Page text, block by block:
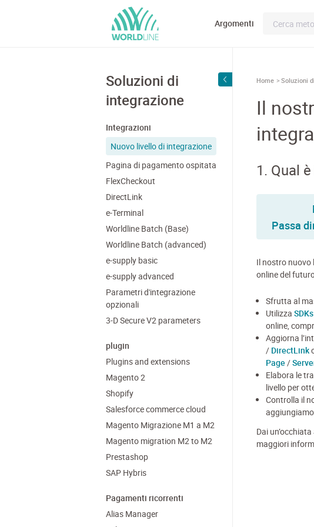
Argomenti
Soluzioni di
integrazione
Integrazioni
Nuovo livello di integrazione
Pagina di pagamento ospitata
FlexCheckout
DirectLink
e-Terminal
Worldline Batch (Base)
Worldline Batch (advanced)
e-supply basic
e-supply advanced
Parametri d'integrazione
opzionali
3-D Secure V2 parameters
plugin
Plugins and extensions
Magento 2
Shopify
Salesforce commerce cloud
Magento Migrazione M1 a M2
Magento migration M2 to M2
Prestashop
SAP Hybris
Pagamenti ricorrenti
Alias Manager
Home Soluzioni
Il
1. Qual
Passa
Il nostro nuovo
online del
Sfrutta al
Utilizza SDKs
online,
Aggiorna
/ DirectLink
Page /
Elabora le
livello per
Controlla il
Dai
maggiori